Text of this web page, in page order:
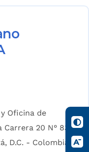
Oficina de
Carrera 20 N° 83-
D.C. - Colombia